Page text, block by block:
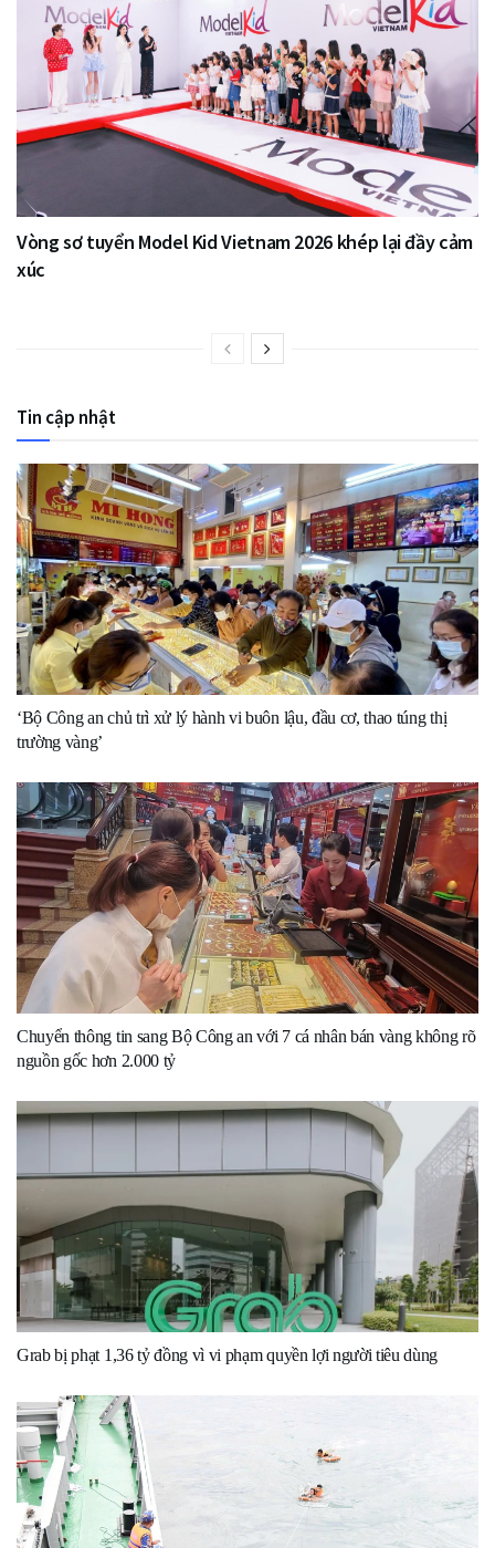
Vòng sơ tuyển Model Kid Vietnam 2026 khép lại đầy cảm
xúc
Tin cập nhật
‘Bộ Công an chủ trì xử lý hành vi buôn lậu, đầu cơ, thao túng thị
trường vàng’
Chuyển thông tin sang Bộ Công an với 7 cá nhân bán vàng không rõ
nguồn gốc hơn 2.000 tỷ
Grab bị phạt 1,36 tỷ đồng vì vi phạm quyền lợi người tiêu dùng